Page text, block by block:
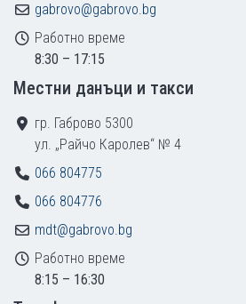
gabrovo@gabrovo.bg
Работно време
8:30 – 17:15
Местни данъци и такси
гр. Габрово 5300
ул. „Райчо Каролев“ № 4
066 804775
066 804776
mdt@gabrovo.bg
Работно време
8:15 – 16:30